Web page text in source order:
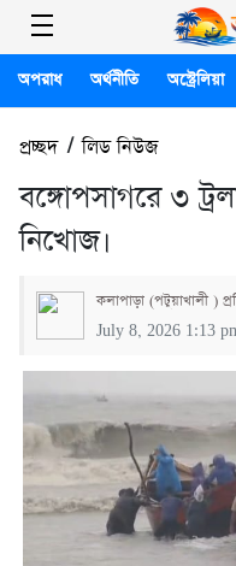
অপরাধ অর্থনীতি অস্ট্রেলিয়া
প্রচ্ছদ/লিড নিউজ
বঙ্গোপসাগরে ৩
নিখোজ।
কলাপাড়া (পটুয়াখালী )
July 8, 2026 1:13